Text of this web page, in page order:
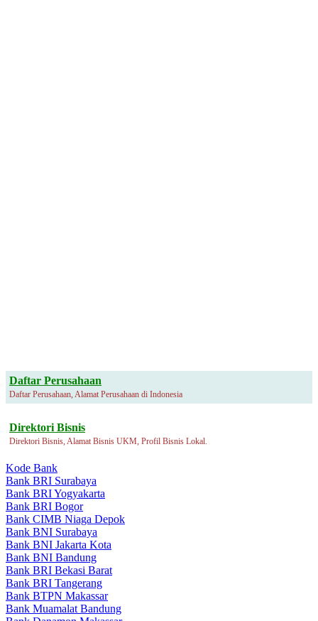
Daftar Perusahaan
Daftar Perusahaan, Alamat Perusahaan di Indonesia
Direktori Bisnis
Direktori Bisnis, Alamat Bisnis UKM, Profil Bisnis Lokal.
Kode Bank
Bank BRI Surabaya
Bank BRI Yogyakarta
Bank BRI Bogor
Bank CIMB Niaga Depok
Bank BNI Surabaya
Bank BNI Jakarta Kota
Bank BNI Bandung
Bank BRI Bekasi Barat
Bank BRI Tangerang
Bank BTPN Makassar
Bank Muamalat Bandung